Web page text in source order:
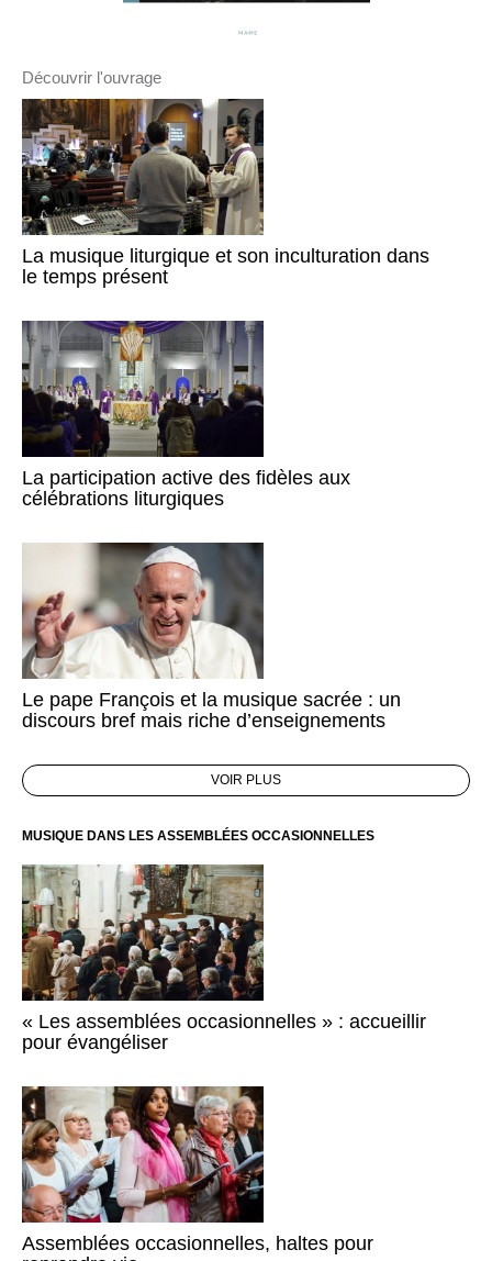
Découvrir l'ouvrage
La musique liturgique et son inculturation dans
le temps présent
La participation active des fidèles aux
célébrations liturgiques
Le pape François et la musique sacrée : un
discours bref mais riche d’enseignements
VOIR PLUS
MUSIQUE DANS LES ASSEMBLÉES OCCASIONNELLES
« Les assemblées occasionnelles » : accueillir
pour évangéliser
Assemblées occasionnelles, haltes pour